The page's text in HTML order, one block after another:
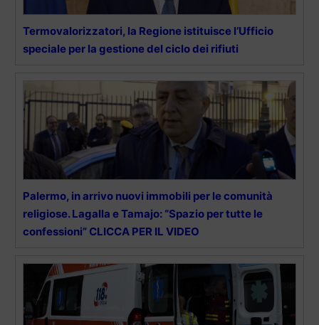
Termovalorizzatori, la Regione istituisce l’Ufficio
speciale per la gestione del ciclo dei rifiuti
Palermo, in arrivo nuovi immobili per le comunità
religiose. Lagalla e Tamajo: “Spazio per tutte le
confessioni” CLICCA PER IL VIDEO